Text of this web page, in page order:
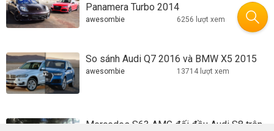
Panamera Turbo 2014
awesombie 6256 lượt xem
So sánh Audi Q7 2016 và BMW X5 2015
awesombie 13714 lượt xem
Mercedes S63 AMG đối đầu Audi S8 trên